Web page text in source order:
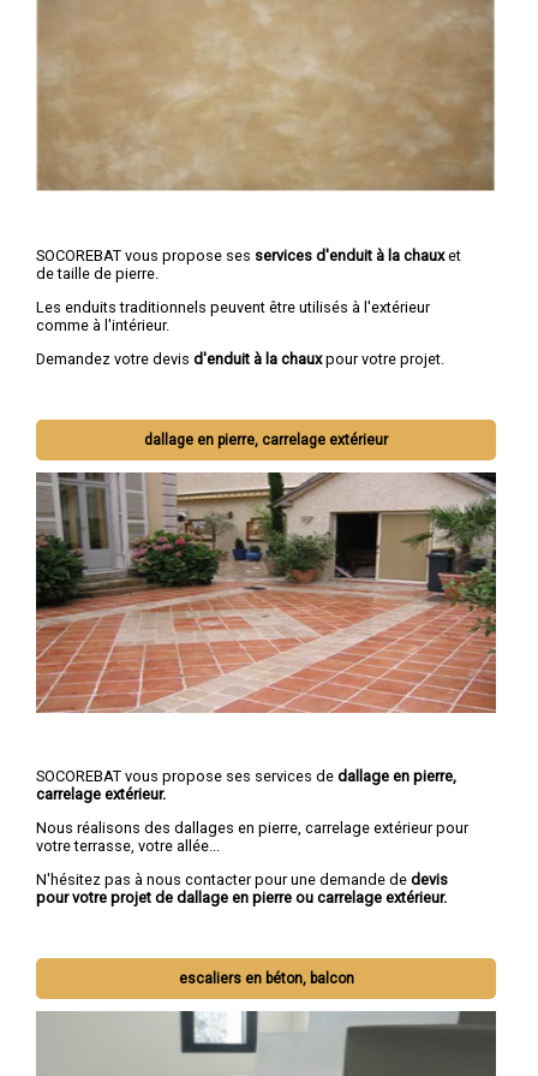
SOCOREBAT vous propose ses services d'enduit à la chauxet
de taille de pierre.
Les enduits traditionnels peuvent être utilisés à l'extérieur
comme à l'intérieur.
Demandez votre devis d'enduit à la chauxpour votre projet.
dallage en pierre, carrelage extérieur
SOCOREBAT vous propose ses services de dallage en pierre,
carrelage extérieur.
Nous réalisons des dallages en pierre, carrelage extérieur pour
votre terrasse, votre allée...
N'hésitez pas à nous contacter pour une demande de devis
pour votre projet de dallage en pierre ou carrelage extérieur.
escaliers en béton, balcon